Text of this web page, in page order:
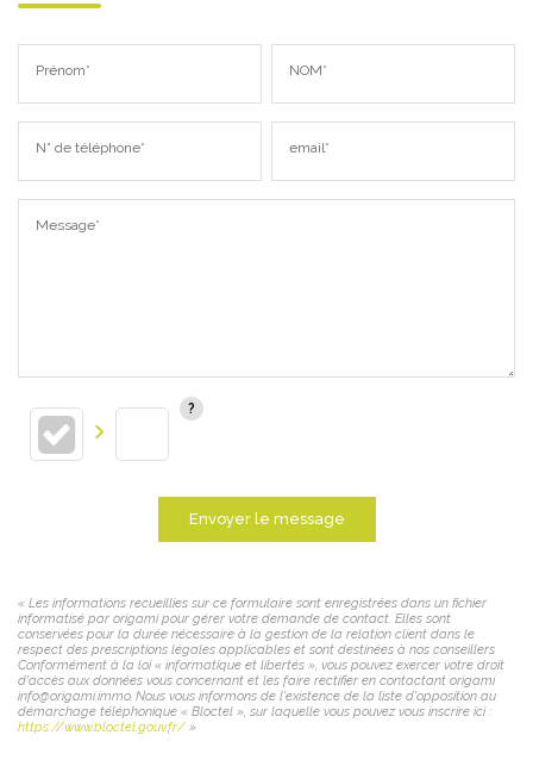
Prénom* NOM*
N° de téléphone* email*
Message*
Envoyer le message
« Les informations recueillies sur ce formulaire sont enregistrées dans un fichier
informatisé par origami pour gérer votre demande de contact. Elles sont
conservées pour la durée nécessaire à la gestion de la relation client dans le
respect des prescriptions légales applicables et sont destinées à nos conseillers
Conformément à la loi « informatique et libertés », vous pouvez exercer votre droit
d'accès aux données vous concernant et les faire rectifier en contactant origami
info@origami.immo. Nous vous informons de l'existence de la liste d'opposition au
démarchage téléphonique « Bloctel », sur laquelle vous pouvez vous inscrire ici :
https://www.bloctel.gouv.fr/ »